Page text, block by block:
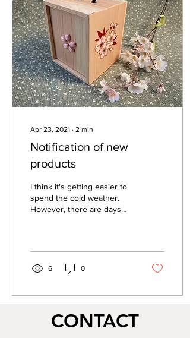
Apr 23, 2021 ∙ 2 min
Notification of new
products
I think it's getting easier to
spend the cold weather.
However, there are days
6 0
​CONTACT